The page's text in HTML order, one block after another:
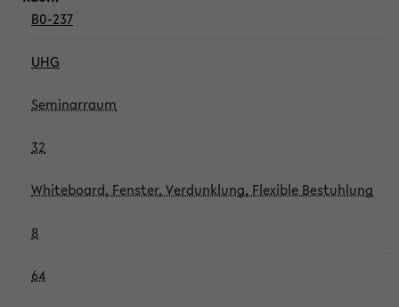
B0-237
UHG
Seminarraum
32
Whiteboard, Fenster, Verdunklung, Flexible Bestuhlung
8
64